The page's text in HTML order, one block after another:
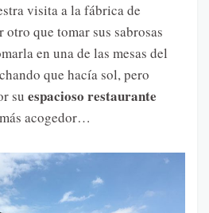
visita a la fábrica de
que tomar sus sabrosas
en una de las mesas del
que hacía sol, pero
su espacioso restaurante
acogedor…